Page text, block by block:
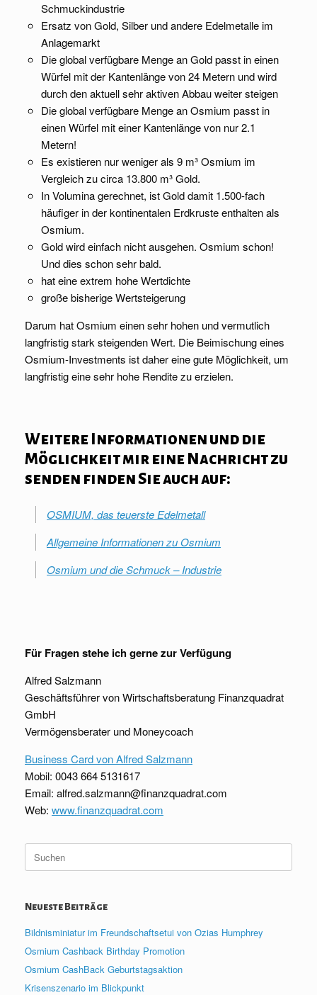
Schmuckindustrie
Ersatz von Gold, Silber und andere Edelmetalle im
Anlagemarkt
Die global verfügbare Menge an Gold passt in einen
Würfel mit der Kantenlänge von 24 Metern und wird
durch den aktuell sehr aktiven Abbau weiter steigen
Die global verfügbare Menge an Osmium passt in
einen Würfel mit einer Kantenlänge von nur 2.1
Metern!
Es existieren nur weniger als 9 m³ Osmium im
Vergleich zu circa 13.800 m³ Gold.
In Volumina gerechnet, ist Gold damit 1.500-fach
häufiger in der kontinentalen Erdkruste enthalten als
Osmium.
Gold wird einfach nicht ausgehen. Osmium schon!
Und dies schon sehr bald.
hat eine extrem hohe Wertdichte
große bisherige Wertsteigerung
Darum hat Osmium einen sehr hohen und vermutlich
langfristig stark steigenden Wert. Die Beimischung eines
Osmium-Investments ist daher eine gute Möglichkeit, um
langfristig eine sehr hohe Rendite zu erzielen.
Weitere Informationen und die
Möglichkeit mir eine Nachricht zu
senden finden Sie auch auf:
OSMIUM, das teuerste Edelmetall
Allgemeine Informationen zu Osmium
Osmium und die Schmuck – Industrie
Für Fragen stehe ich gerne zur Verfügung
Alfred Salzmann
Geschäftsführer von Wirtschaftsberatung Finanzquadrat
GmbH
Vermögensberater und Moneycoach
Business Card von Alfred Salzmann
Mobil: 0043 664 5131617
Email: alfred.salzmann@finanzquadrat.com
Web: www.finanzquadrat.com
nach:
Neueste Beiträge
Bildnisminiatur im Freundschaftsetui von Ozias Humphrey
Osmium Cashback Birthday Promotion
Osmium CashBack Geburtstagsaktion
Krisenszenario im Blickpunkt